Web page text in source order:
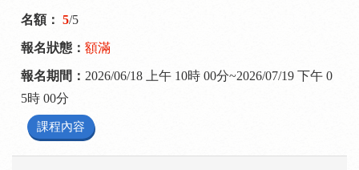
5/5
額滿
2026/06/18 上午 10時 00分~2026/07/19 下午 0
5時 00分
課程內容